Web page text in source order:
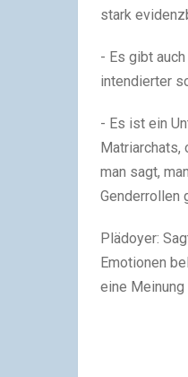
stark
- Es gibt
intendierter
- Es ist ein
Matriarchats,
man sagt,
Genderrollen
Plädoyer:
Emotionen
eine